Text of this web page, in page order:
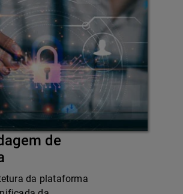
de
da plataforma